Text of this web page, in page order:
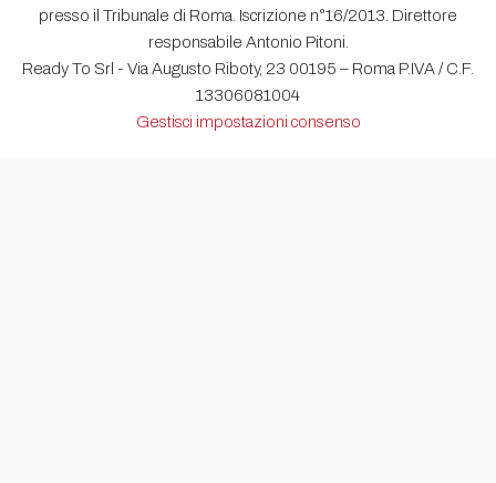
presso il Tribunale di Roma. Iscrizione n°16/2013. Direttore
responsabile Antonio Pitoni.
Ready To Srl - Via Augusto Riboty, 23 00195 – Roma P.IVA / C.F.
13306081004
Gestisci impostazioni consenso